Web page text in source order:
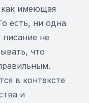
как имеющая
есть, ни одна
не
что
в контексте
и